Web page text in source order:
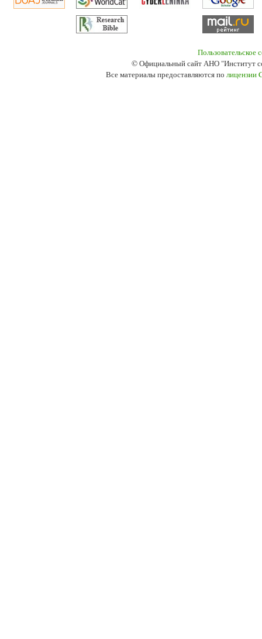
Пользовательское
© Официальный сайт АНО "Институт
Все материалы предоставляются по лицензии